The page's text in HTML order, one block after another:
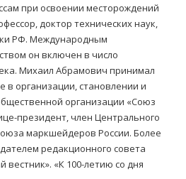
при освоении месторождений
доктор технических наук,
РФ. Международным
он включен в число
Михаил Абрамович принимал
в организации, становлении и
организации «Союз
президент, член Центрального
маркшейдеров России. Более
редакционного совета
«К 100-летию со дня